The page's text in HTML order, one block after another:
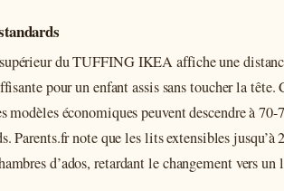
du TUFFING IKEA affiche une
pour un enfant assis sans toucher la tête.
modèles économiques peuvent descendre à
Parents.fr note que les lits extensibles jusqu’à
d’ados, retardant le changement vers